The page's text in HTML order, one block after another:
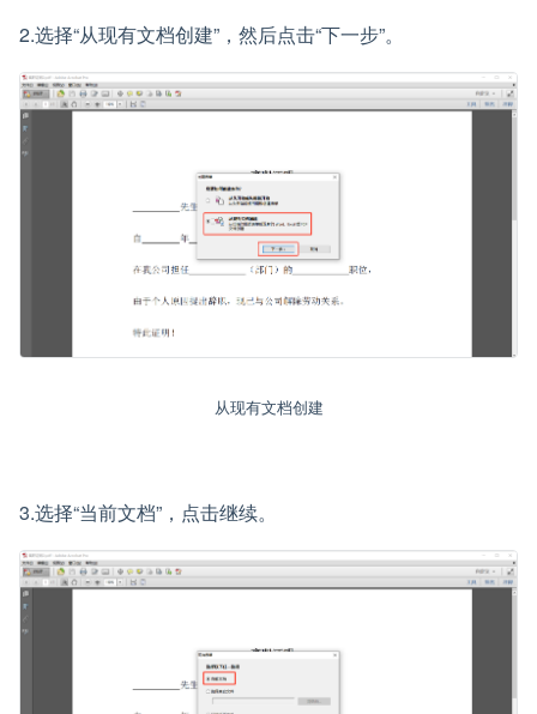
2.选择“从现有文档创建”，然后点击“下一步”。
从现有文档创建
3.选择“当前文档”，点击继续。